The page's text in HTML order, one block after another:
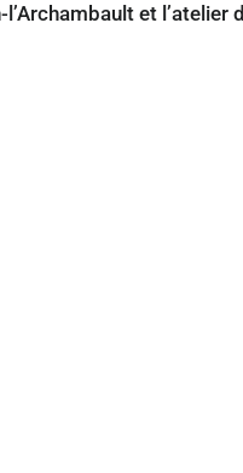
et